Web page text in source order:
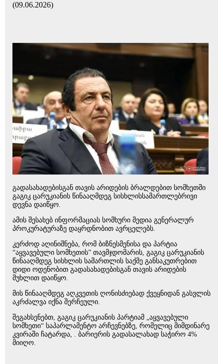
(09.06.2026)
გადასახადებისგან თავის არიდების ბრალდებით სომხეთში
გაგიკ ცარუკიანის წინააღმდეგ სისხლისსამართლებრივი
დევნა დაიწყო.
ამის შესახებ ინფორმაციას სომხური მედია გენერალურ
პროკურატურაზე დაყრდნობით ავრცელებს.
კერძოდ აღინიშნება, რომ ბიზნესმენისა და პარტია
“აყვავებული სომხეთის” თავმჯდომარის, გაგიკ ცარუკიანის
წინააღმდეგ სისხლის სამართლის საქმე განსაკუთრებით
დიდი ოდენობით გადასახადებისგან თავის არიდების
მუხლით დაიწყო.
მის წინააღმდეგ აღკვეთის ღონისძიებად ქვეყნიდან გასვლის
აკრძალვა იქნა შერჩეული.
შეგახსენებთ, გაგიკ ცარუკიანის პარტიამ „აყვავებული
სომხეთი“ საპარლამენტო არჩევნებზე, რომელიც მიმდინარე
კვირაში ჩატარდა, . ბარიერის გადასალახად საჭირო 4%
მიიღო.